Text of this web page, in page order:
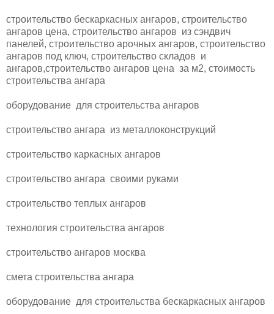
строительство бескаркасных ангаров, строительство
ангаров цена, строительство ангаров из сэндвич
панелей, строительство арочных ангаров, строительство
ангаров под ключ, строительство складов и
ангаров,строительство ангаров цена за м2, стоимость
строительства ангара
оборудование для строительства ангаров
строительство ангара из металлоконструкций
строительство каркасных ангаров
строительство ангара своими руками
строительство теплых ангаров
технология строительства ангаров
строительство ангаров москва
смета строительства ангара
оборудование для строительства бескаркасных ангаров